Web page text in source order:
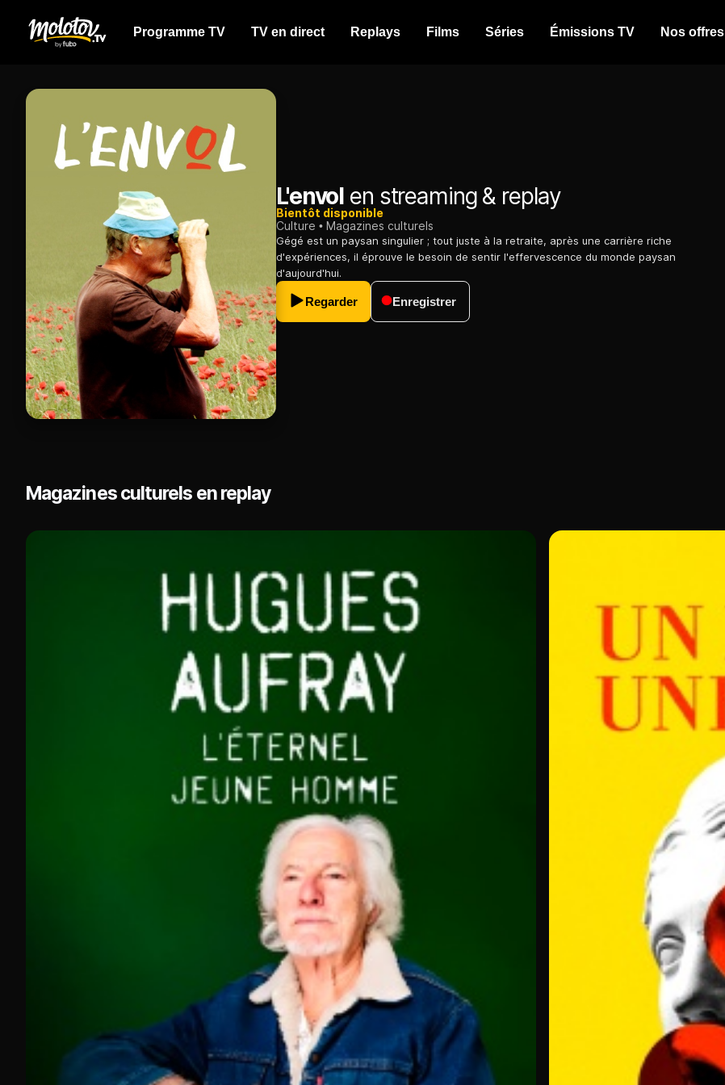
Programme TV TV en direct Replays Films Séries Émissions TV Nos offres
L'envol en streaming & replay
Bientôt disponible
Culture
Magazines culturels
Gégé est un paysan singulier ; tout juste à la retraite, après une carrière riche
d'expériences, il éprouve le besoin de sentir l'effervescence du monde paysan
d'aujourd'hui.
Regarder Enregistrer
Magazines culturels en replay